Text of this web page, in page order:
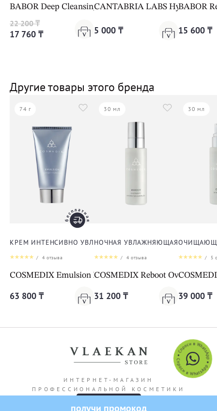
BABOR Deep Cleansing Foam
22 200 ₸
17 760 ₸
CANTABRIA LABS Hydractive
5 000 ₸
BABOR
15 600 ₸
Другие товары этого бренда
74 г
КРЕМ ИНТЕНСИВНО УВЛАЖНЯЮЩИЙ ДЛЯ ЛИЦА
/ 4отзыва
COSMEDIX Emulsion Intense Hydrator
63 800 ₸
30 мл
НОЧНАЯ УВЛАЖНЯЮЩАЯ
/ 4отзыва
COSMEDIX Reboot Overnight
31 200 ₸
30 мл
/ 5
39 000 ₸
ИНТЕРНЕТ-МАГАЗИН
ПРОФЕССИОНАЛЬНОЙ КОСМЕТИКИ
получи промокод